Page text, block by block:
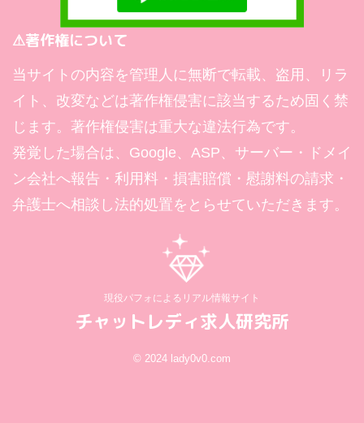
⚠著作権について
当サイトの内容を管理人に無断で転載、盗用、リラ
イト、改変などは著作権侵害に該当するため固く禁
じます。著作権侵害は重大な違法行為です。
発覚した場合は、Google、ASP、サーバー・ドメイ
ン会社へ報告・利用料・損害賠償・慰謝料の請求・
弁護士へ相談し法的処置をとらせていただきます。
現役パフォによるリアル情報サイト
チャットレディ求人研究所
© 2024 lady0v0.com